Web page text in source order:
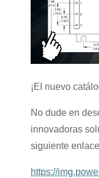
¡El nuevo
No dude en
innovadoras
siguiente
https://